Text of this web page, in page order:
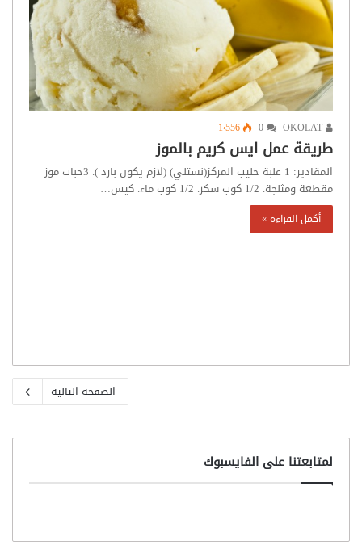
1٬556
طريقة عمل ايس كريم بالموز
المقادير: 1 علبة حليب المركز(نستلي) (لازم يكون بارد ). 3حبات موز
مقطعة ومثلجة. 1/2 كوب سكر. 1/2 كوب ماء. كيس…
أكمل القراءة »
الصفحة التالية
لمتابعتنا على الفايسبوك